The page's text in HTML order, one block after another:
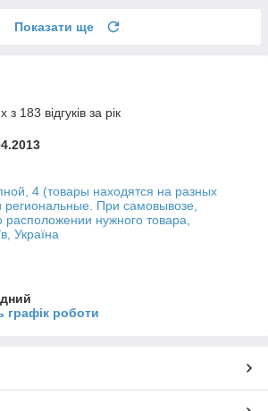
Показати ще
183 відгуків за рік
4 (товары находятся на разных
региональные. При самовывозе,
нужного товара,
Україна
графік роботи